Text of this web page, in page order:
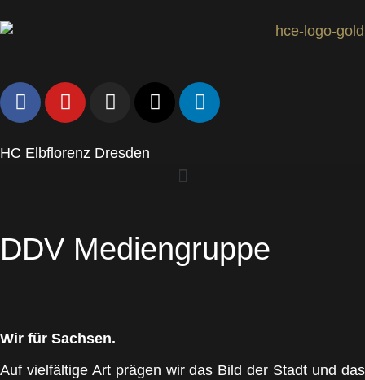
HC Elbflorenz Dresden
DDV Mediengruppe
Wir für Sachsen.
Auf vielfältige Art prägen wir das Bild der Stadt und das